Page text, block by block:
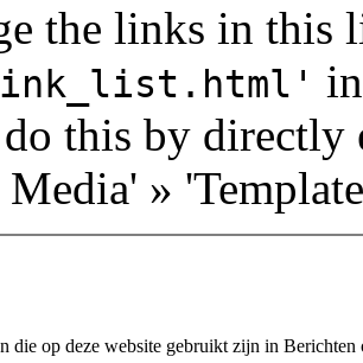
the links in this
this by
Media' »
die op deze website gebruikt zijn in Berichten